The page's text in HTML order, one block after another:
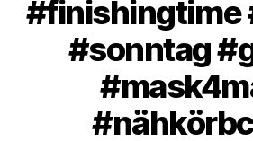
#finishingtime
#sonntag